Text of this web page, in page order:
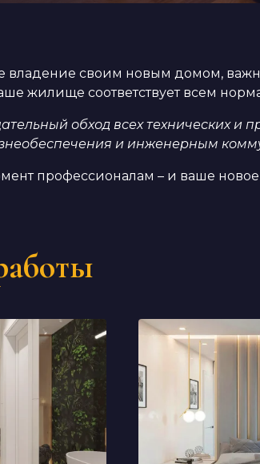
владение своим новым домом,
жилище соответствует всем
обход всех технических и
и инженерным
профессионалам – и ваше